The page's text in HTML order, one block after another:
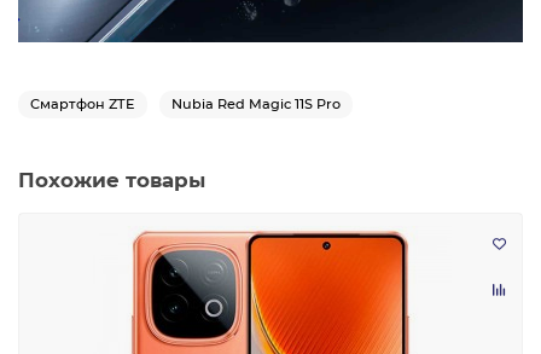
Смартфон ZTE Nubia Red Magic 11S Pro
Похожие товары